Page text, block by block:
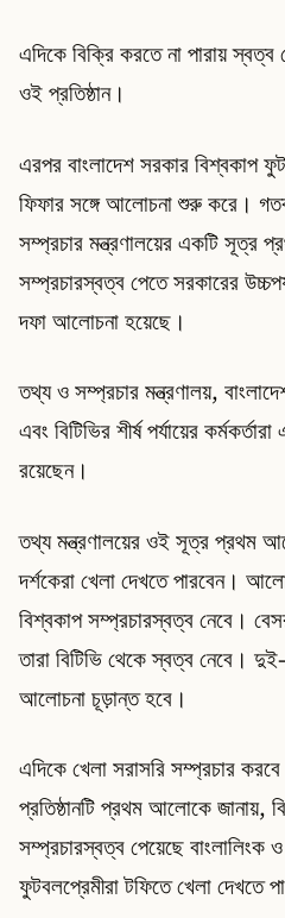
এদিকে বিক্রি করতে না পারায় স্বত্ব
ওই প্রতিষ্ঠান।
এরপর বাংলাদেশ সরকার বিশ্বকাপ
ফিফার সঙ্গে আলোচনা শুরু করে।
সম্প্রচার মন্ত্রণালয়ের একটি সূত্র
সম্প্রচারস্বত্ব পেতে সরকারের
দফা আলোচনা হয়েছে।
তথ্য ও সম্প্রচার মন্ত্রণালয়,
এবং বিটিভির শীর্ষ পর্যায়ের
রয়েছেন।
তথ্য মন্ত্রণালয়ের ওই সূত্র প্রথম
দর্শকেরা খেলা দেখতে পারবেন।
বিশ্বকাপ সম্প্রচারস্বত্ব নেবে।
তারা বিটিভি থেকে স্বত্ব নেবে।
আলোচনা চূড়ান্ত হবে।
এদিকে খেলা সরাসরি সম্প্রচার করবে
প্রতিষ্ঠানটি প্রথম আলোকে জানায়,
সম্প্রচারস্বত্ব পেয়েছে বাংলালিংক
ফুটবলপ্রেমীরা টফিতে খেলা দেখতে